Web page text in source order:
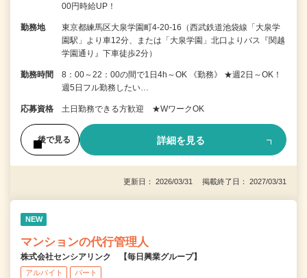
00円時給UP！
勤務地
東京都練馬区大泉学園町4-20-16（西武鉄道池袋線「大泉学
園駅」より車12分、または「大泉学園」北口よりバス『関越
学園通り』下車徒歩2分）
勤務時間
8：00～22：00の間で1日4h～OK 《勤務》 ★週2日～OK！
週5日フル勤務したい…
応募資格 土日勤務できる方歓迎 ★WワークOK
後で見る 詳細を見る
更新日： 2026/03/31 掲載終了日： 2027/03/31
NEW
マンションの代行管理人
株式会社センシアリンク 【毎日興業グループ】
アルバイト パート